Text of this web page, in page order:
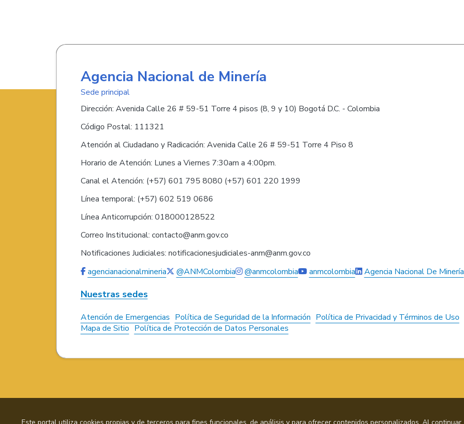
Agencia Nacional de Minería
Sede principal
Dirección: Avenida Calle 26 # 59-51 Torre 4 pisos (8, 9 y 10) Bogotá D.C. - Colombia
Código Postal: 111321
Atención al Ciudadano y Radicación: Avenida Calle 26 # 59-51 Torre 4 Piso 8
Horario de Atención: Lunes a Viernes 7:30am a 4:00pm.
Canal el Atención: (+57) 601 795 8080 (+57) 601 220 1999
Línea temporal: (+57) 602 519 0686
Línea Anticorrupción: 018000128522
Correo Institucional: contacto@anm.gov.co
Notificaciones Judiciales: notificacionesjudiciales-anm@anm.gov.co
agencianacionalmineria
@ANMColombia @anmcolombia anmcolombia Agencia Nacional De Minería
Nuestras sedes
Atención de Emergencias Política de Seguridad de la Información Política de Privacidad y Términos de Uso
Mapa de Sitio Política de Protección de Datos Personales
Este portal utiliza cookies propias y de terceros para fines funcionales, de análisis y para ofrecer contenidos personalizados. Al continuar